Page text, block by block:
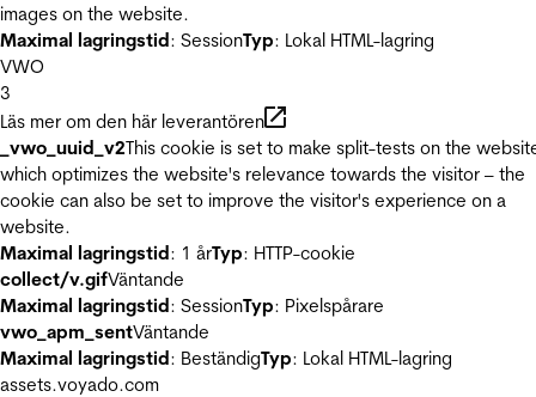
images on the website.
Maximal lagringstid: SessionTyp: Lokal HTML-lagring
VWO
3
Läs mer om den här leverantören
_vwo_uuid_v2This cookie is set to make split-tests on the
which optimizes the website's relevance towards the visitor – the
cookie can also be set to improve the visitor's experience on a
website.
Maximal lagringstid: 1 årTyp: HTTP-cookie
collect/v.gifVäntande
Maximal lagringstid: SessionTyp: Pixelspårare
vwo_apm_sentVäntande
Maximal lagringstid: BeständigTyp: Lokal HTML-lagring
assets.voyado.com